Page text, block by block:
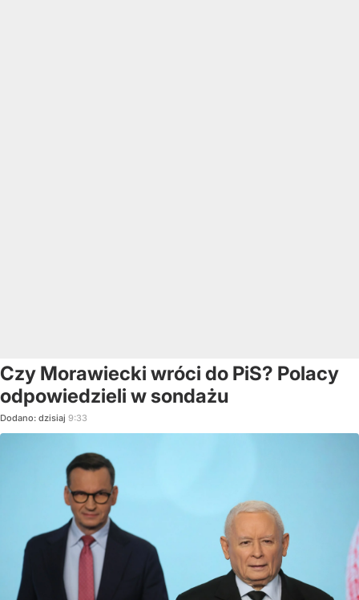
Czy Morawiecki wróci do PiS? Polacy
odpowiedzieli w sondażu
Dodano: dzisiaj 9:33